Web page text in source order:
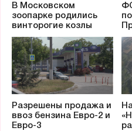
В Московском
зоопарке родились
винторогие козлы
Разрешены продажа и
ввоз бензина Евро-2 и
Евро-3